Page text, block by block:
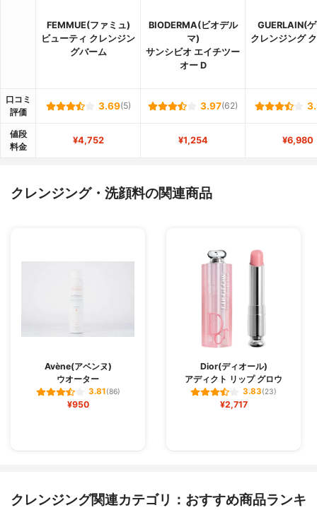
FEMMUE(ファミュ)
ビューティ クレンジン
グバーム
BIODERMA(ビオデル
マ)
サンシビオ エイチツー
オー D
GUERLAIN(
クレンジング
口コミ
評価
3.69(5) 3.97(62)
値段
料金
¥4,752 ¥1,254 ¥6,980
クレンジング・洗顔料の関連商品
Avène(アベンヌ)
ウオーター
3.81(86)
¥950
Dior(ディオール)
アディクト リップ グロウ
3.83(23)
¥2,717
クレンジング関連カテゴリ：おすすめ商品ランキ